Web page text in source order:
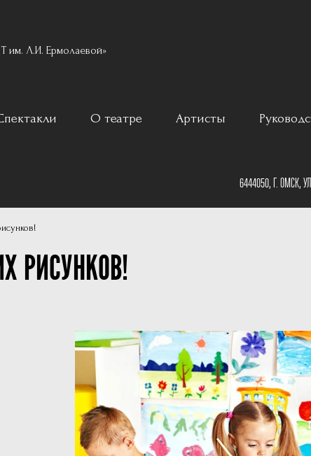
им. Л.И. Ермолаевой»
О театре
План сцены
Фотографии
Учредители
Нам 30 лет
Артисты
6444050, Г. ОМСК,
РИСУНКОВ!